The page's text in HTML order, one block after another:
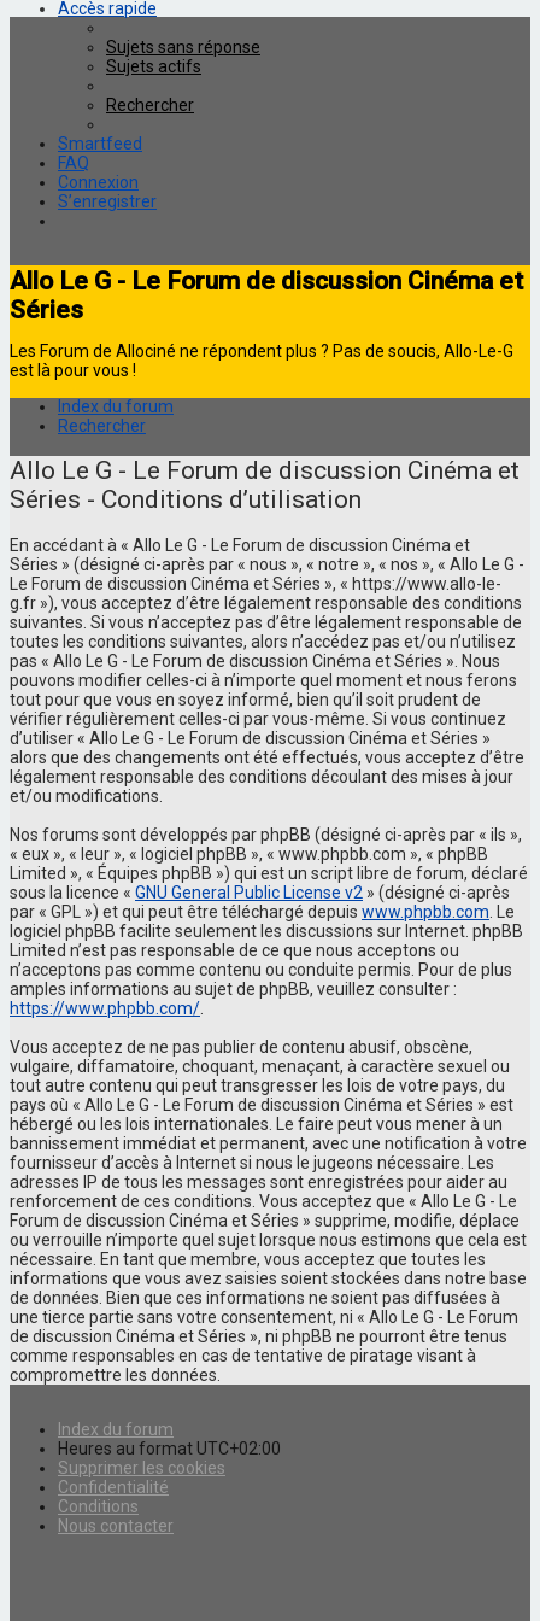
Accès rapide
Sujets sans réponse
Sujets actifs
Rechercher
Smartfeed
FAQ
Connexion
S’enregistrer
Allo Le G - Le Forum de discussion Cinéma et
Séries
Les Forum de Allociné ne répondent plus ? Pas de soucis, Allo-Le-G
est là pour vous !
Index du forum
Rechercher
Allo Le G - Le Forum de discussion Cinéma et
Séries - Conditions d’utilisation
En accédant à « Allo Le G - Le Forum de discussion Cinéma et
Séries » (désigné ci-après par « nous », « notre », « nos », « Allo Le G -
Le Forum de discussion Cinéma et Séries », « https://www.allo-le-
g.fr »), vous acceptez d’être légalement responsable des conditions
suivantes. Si vous n’acceptez pas d’être légalement responsable de
toutes les conditions suivantes, alors n’accédez pas et/ou n’utilisez
pas « Allo Le G - Le Forum de discussion Cinéma et Séries ». Nous
pouvons modifier celles-ci à n’importe quel moment et nous ferons
tout pour que vous en soyez informé, bien qu’il soit prudent de
vérifier régulièrement celles-ci par vous-même. Si vous continuez
d’utiliser « Allo Le G - Le Forum de discussion Cinéma et Séries »
alors que des changements ont été effectués, vous acceptez d’être
légalement responsable des conditions découlant des mises à jour
et/ou modifications.
Nos forums sont développés par phpBB (désigné ci-après par « ils »,
« eux », « leur », « logiciel phpBB », « www.phpbb.com », « phpBB
Limited », « Équipes phpBB ») qui est un script libre de forum, déclaré
sous la licence « GNU General Public License v2 » (désigné ci-après
par « GPL ») et qui peut être téléchargé depuis www.phpbb.com . Le
logiciel phpBB facilite seulement les discussions sur Internet. phpBB
Limited n’est pas responsable de ce que nous acceptons ou
n’acceptons pas comme contenu ou conduite permis. Pour de plus
amples informations au sujet de phpBB, veuillez consulter :
https://www.phpbb.com/
Vous acceptez de ne pas publier de contenu abusif, obscène,
vulgaire, diffamatoire, choquant, menaçant, à caractère sexuel ou
tout autre contenu qui peut transgresser les lois de votre pays, du
pays où « Allo Le G - Le Forum de discussion Cinéma et Séries » est
hébergé ou les lois internationales. Le faire peut vous mener à un
bannissement immédiat et permanent, avec une notification à votre
fournisseur d’accès à Internet si nous le jugeons nécessaire. Les
adresses IP de tous les messages sont enregistrées pour aider au
renforcement de ces conditions. Vous acceptez que « Allo Le G - Le
Forum de discussion Cinéma et Séries » supprime, modifie, déplace
ou verrouille n’importe quel sujet lorsque nous estimons que cela est
nécessaire. En tant que membre, vous acceptez que toutes les
informations que vous avez saisies soient stockées dans notre base
de données. Bien que ces informations ne soient pas diffusées à
une tierce partie sans votre consentement, ni « Allo Le G - Le Forum
de discussion Cinéma et Séries », ni phpBB ne pourront être tenus
comme responsables en cas de tentative de piratage visant à
compromettre les données.
Index du forum
Heures au format UTC+02:00
Supprimer les cookies
Confidentialité
Conditions
Nous contacter